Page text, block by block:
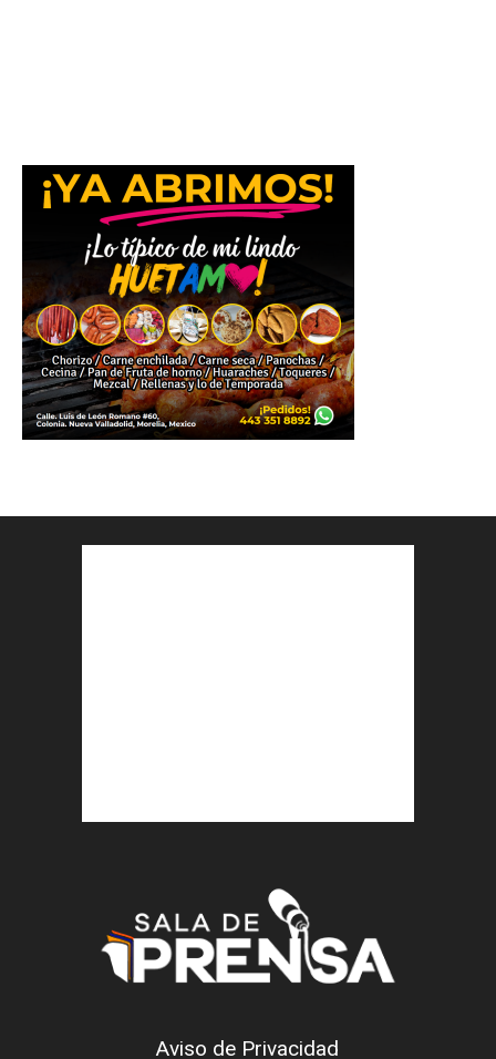
Aviso de Privacidad